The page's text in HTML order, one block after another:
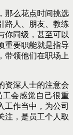
那么花点时间挑选
路人、朋友、教练
你同级，甚至可以
重要职能就是指导
带领他们在职场上
资深人士的注意会
会感觉自己很重
工作当中，为公司
注，是员工个人取